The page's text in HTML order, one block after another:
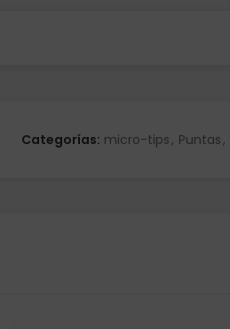
Categorías: micro-tips, Puntas,